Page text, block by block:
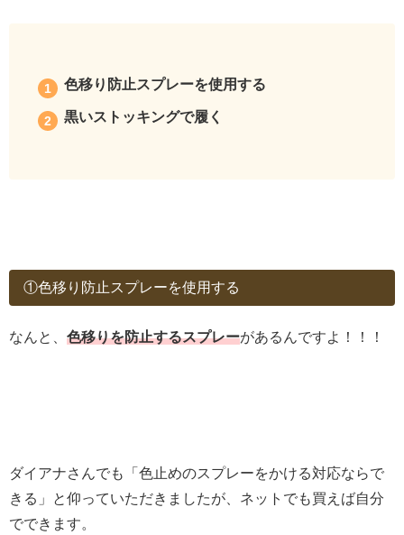
色移り防止スプレーを使用する
黒いストッキングで履く
①色移り防止スプレーを使用する
なんと、 色移りを防止するスプレーがあるんですよ！！！
ダイアナさんでも「色止めのスプレーをかける対応ならで
きる」と仰っていただきましたが、ネットでも買えば自分
でできます。